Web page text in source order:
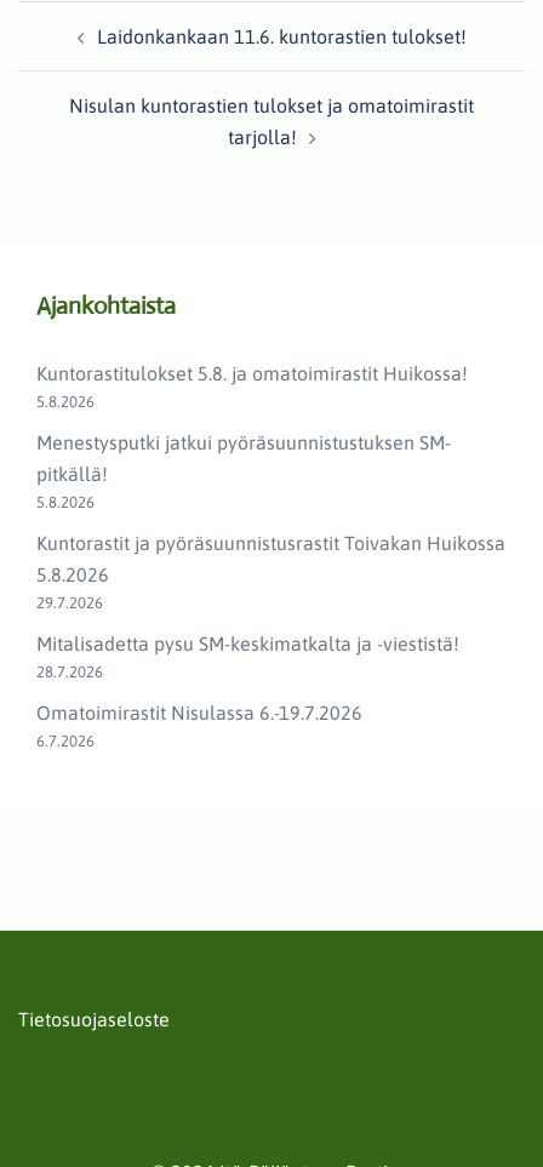
navigationLaidonkankaan 11.6. kuntorastien tulokset!
Nisulan kuntorastien tulokset ja omatoimirastit
tarjolla!
Ajankohtaista
Kuntorastitulokset 5.8. ja omatoimirastit Huikossa!
5.8.2026
Menestysputki jatkui pyöräsuunnistustuksen SM-
pitkällä!
5.8.2026
Kuntorastit ja pyöräsuunnistusrastit Toivakan Huikossa
5.8.2026
29.7.2026
Mitalisadetta pysu SM-keskimatkalta ja -viestistä!
28.7.2026
Omatoimirastit Nisulassa 6.-19.7.2026
6.7.2026
Tietosuojaseloste